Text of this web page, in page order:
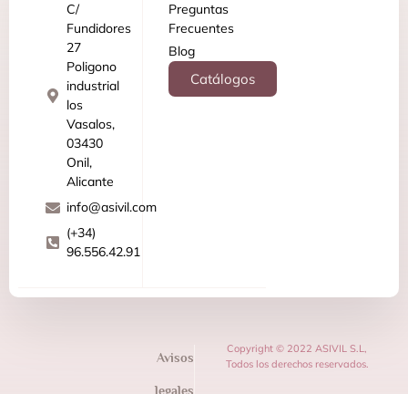
C/
Fundidores
27
Poligono
industrial
los
Vasalos,
03430
Onil,
Alicante
info@asivil.com
(+34)
96.556.42.91
Preguntas
Frecuentes
Blog
Catálogos
Avisos
legales
Copyright © 2022 ASIVIL S.L,
Todos los derechos reservados.